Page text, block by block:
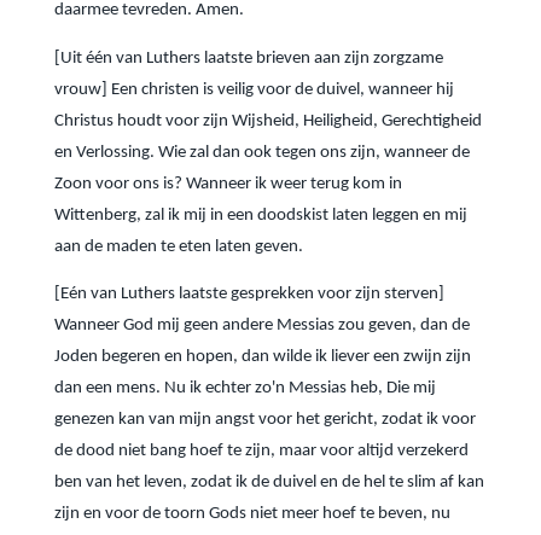
daarmee tevreden. Amen.
[Uit één van Luthers laatste brieven aan zijn zorgzame
vrouw] Een christen is veilig voor de duivel, wanneer hij
Christus houdt voor zijn Wijsheid, Heiligheid, Gerechtigheid
en Verlossing. Wie zal dan ook tegen ons zijn, wanneer de
Zoon voor ons is? Wanneer ik weer terug kom in
Wittenberg, zal ik mij in een doodskist laten leggen en mij
aan de maden te eten laten geven.
[Eén van Luthers laatste gesprekken voor zijn sterven]
Wanneer God mij geen andere Messias zou geven, dan de
Joden begeren en hopen, dan wilde ik liever een zwijn zijn
dan een mens. Nu ik echter zo'n Messias heb, Die mij
genezen kan van mijn angst voor het gericht, zodat ik voor
de dood niet bang hoef te zijn, maar voor altijd verzekerd
ben van het leven, zodat ik de duivel en de hel te slim af kan
zijn en voor de toorn Gods niet meer hoef te beven, nu